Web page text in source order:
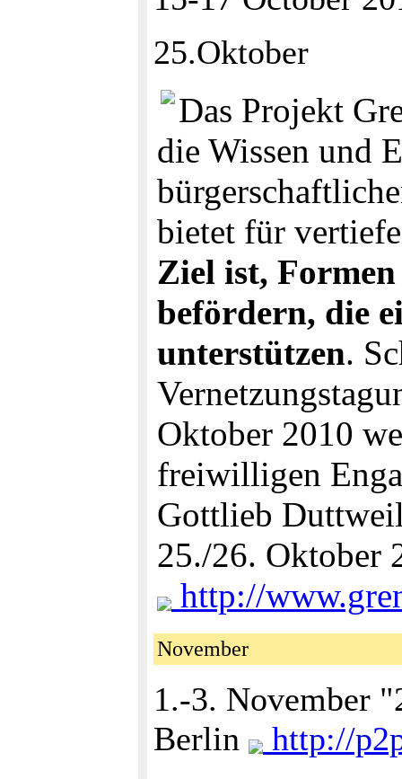
25.Oktober
Das Projekt
die Wissen und
bietet für
Ziel ist,
befördern, die
unterstützen.
Oktober 2010
freiwilligen
Gottlieb
25./26. Oktober
http://
November
1.-3. November
Berlin
http://